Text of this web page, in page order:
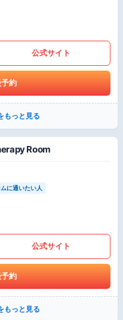
公式サイト
約
もっと見る
Room
に通いたい人
公式サイト
約
もっと見る